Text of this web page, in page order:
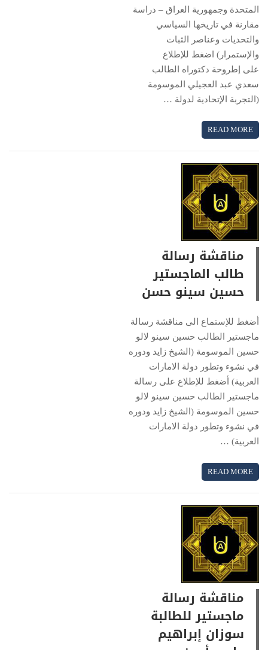
المتحدة وجمهورية العراق – دراسة
مقارنة في تاريخها السياسي
والتحديات وعناصر الثبات
والإستمرار) اضغط للإطلاع
على إطروحة دكتوراه الطالب
سعدي عبد العجيلي الموسومة
(التجربة الإتحادية لدولة …
READ MORE
مناقشة رسالة
طالب الماجستير
حسين سينو حسن
أضغط للإستماع الى مناقشة رسالة
ماجستير الطالب حسين سينو لالو
حسين الموسومة (الشيخ زايد ودوره
في نشوء وتطور دولة الامارات
العربية) أضغط للإطلاع على رسالة
ماجستير الطالب حسين سينو لالو
حسين الموسومة (الشيخ زايد ودوره
في نشوء وتطور دولة الامارات
العربية) …
READ MORE
مناقشة رسالة
ماجستير للطالبة
سوزان إبراهيم